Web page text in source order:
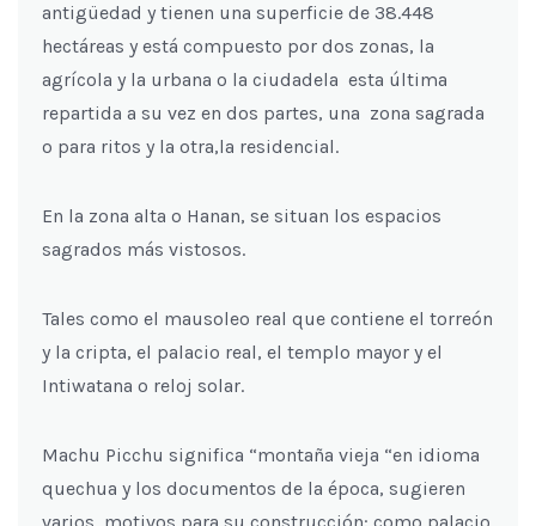
antigüedad y tienen una superficie de 38.448
hectáreas y está compuesto por dos zonas, la
agrícola y la urbana o la ciudadela esta última
repartida a su vez en dos partes, una zona sagrada
o para ritos y la otra,la residencial.
En la zona alta o Hanan, se situan los espacios
sagrados más vistosos.
Tales como el mausoleo real que contiene el torreón
y la cripta, el palacio real, el templo mayor y el
Intiwatana o reloj solar.
Machu Picchu significa “montaña vieja “en idioma
quechua y los documentos de la época, sugieren